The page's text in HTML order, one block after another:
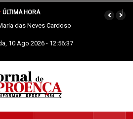
ÚLTIMA HORA
morrem merecem dignidade
10 Ago.2026 - 12:56:38